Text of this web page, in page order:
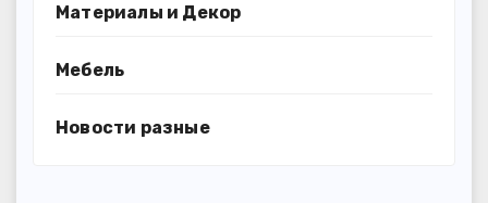
Материалы и Декор
Мебель
Новости разные